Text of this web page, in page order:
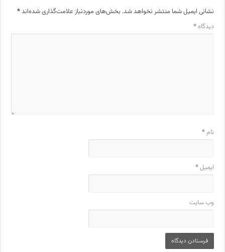
نشانی ایمیل شما منتشر نخواهد شد. بخش‌های موردنیاز علامت‌گذاری شده‌اند*
دیدگاه*
نام*
ایمیل*
وب‌ سایت